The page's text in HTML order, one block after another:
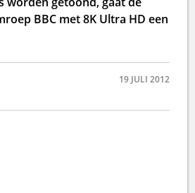
BBC met 8K Ultra HD een
19 JULI 2012